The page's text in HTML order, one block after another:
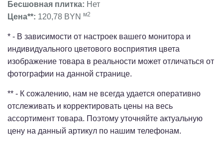
Бесшовная плитка: Нет
Цена**: 120,78 BYN м2
* - В зависимости от настроек вашего монитора и
индивидуального цветового восприятия цвета
изображение товара в реальности может отличаться от
фотографии на данной странице.
** - К сожалению, нам не всегда удается оперативно
отслеживать и корректировать цены на весь
ассортимент товара. Поэтому уточняйте актуальную
цену на данный артикул по нашим телефонам.